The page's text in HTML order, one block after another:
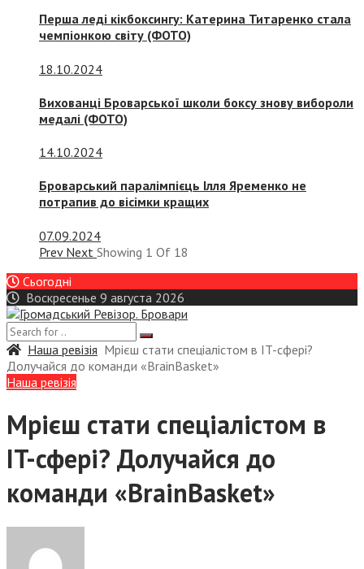
Перша леді кікбоксингу: Катерина Титаренко стала
чемпіонкою світу (ФОТО)
18.10.2024
Вихованці Броварської школи боксу знову вибороли
медалі (ФОТО)
14.10.2024
Броварський паралімпієць Ілля Яременко не
потрапив до вісімки кращих
07.09.2024
Prev Next Showing 1 Of 18
Сьогодні
Воскресенье 9 августа 2026
Наша ревізія Мрієш стати спеціалістом в IT-сфері?
Долучайся до команди «ВrainBasket»
Наша ревізія
Мрієш стати спеціалістом в
IT-сфері? Долучайся до
команди «ВrainBasket»